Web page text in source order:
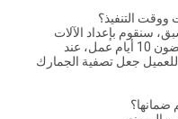
سنقوم بإعداد الآلات
والبضائع. عادة يمكن أن تكون جاهزة في غضون 10 أيام عمل، عند
جعل تصفية الجمارك